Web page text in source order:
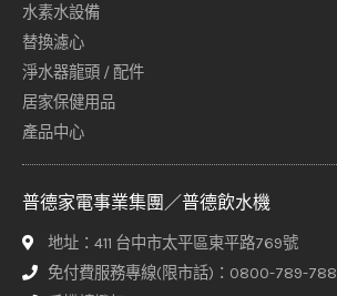
水素水設備
替換濾心
淨水器龍頭 / 配件
居家保健用品
產品中心
普德家電事業集團／普德飲水機
地址：411 台中市太平區東平路769號
免付費服務專線(限市話)：0800-789-788